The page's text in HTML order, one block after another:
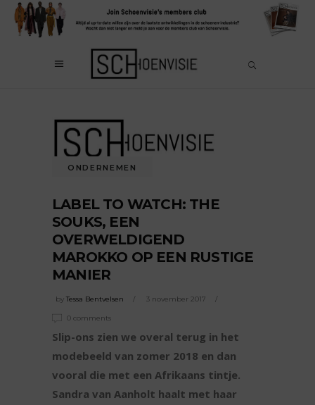
ONDERNEMEN
LABEL TO WATCH: THE
SOUKS, EEN
OVERWELDIGEND
MAROKKO OP EEN RUSTIGE
MANIER
by Tessa Bentvelsen 3 november 2017
0 comments
Slip-ons zien we overal terug in het
modebeeld van zomer 2018 en dan
vooral die met een Afrikaans tintje.
Sandra van Aanholt haalt met haar